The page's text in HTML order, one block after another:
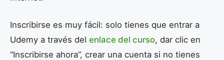
Inscribirse es muy fácil: solo tienes que entrar a
Udemy a través del enlace del curso, dar clic en
“Inscribirse ahora”, crear una cuenta si no tienes